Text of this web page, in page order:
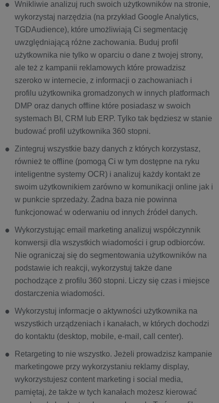
Wnikliwie analizuj ruch swoich użytkowników na stronie,
wykorzystaj narzędzia (na przykład Google Analytics,
TGDAudience), które umożliwiają Ci segmentację
uwzględniającą różne zachowania. Buduj profil
użytkownika nie tylko w oparciu o dane z twojej strony,
ale też z kampanii reklamowych które prowadzisz
szeroko w internecie, z informacji o zachowaniach i
profilu użytkownika gromadzonych w innych platformach
DMP oraz danych offline które posiadasz w swoich
systemach BI, CRM lub ERP. Tylko tak będziesz w stanie
budować profil użytkownika 360 stopni.
Zintegruj wszystkie bazy danych z których korzystasz,
również te offline (pomogą Ci w tym dostępne na ryku
inteligentne systemy OCR) i analizuj każdy kontakt ze
swoim użytkownikiem zarówno w komunikacji online jak i
w punkcie sprzedaży. Żadna baza nie powinna
funkcjonować w oderwaniu od innych źródeł danych.
Wykorzystując email marketing analizuj współczynnik
konwersji dla wszystkich wiadomości i grup odbiorców.
Nie ograniczaj się do segmentowania użytkowników na
podstawie ich reakcji, wykorzystuj także dane
pochodzące z profilu 360 stopni. Liczy się czas i miejsce
dostarczenia wiadomości.
Wykorzystuj informacje o aktywności użytkownika na
wszystkich urządzeniach i kanałach, w których dochodzi
do kontaktu (desktop, mobile, e-mail, call center).
Retargeting to nie wszystko. Jeżeli prowadzisz kampanie
marketingowe przy wykorzystaniu reklamy display,
wykorzystujesz content marketing i social media,
pamiętaj, że także w tych kanałach możesz kierować